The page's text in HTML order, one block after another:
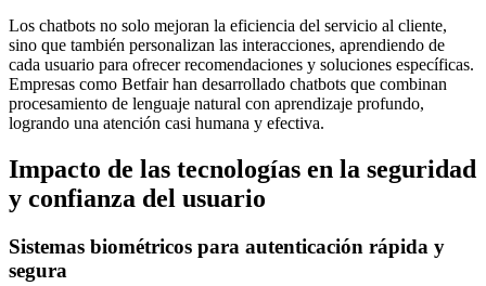
Los chatbots no solo mejoran la eficiencia del servicio al cliente,
sino que también personalizan las interacciones, aprendiendo de
cada usuario para ofrecer recomendaciones y soluciones específicas.
Empresas como Betfair han desarrollado chatbots que combinan
procesamiento de lenguaje natural con aprendizaje profundo,
logrando una atención casi humana y efectiva.
Impacto de las tecnologías en la seguridad
y confianza del usuario
Sistemas biométricos para autenticación rápida y
segura